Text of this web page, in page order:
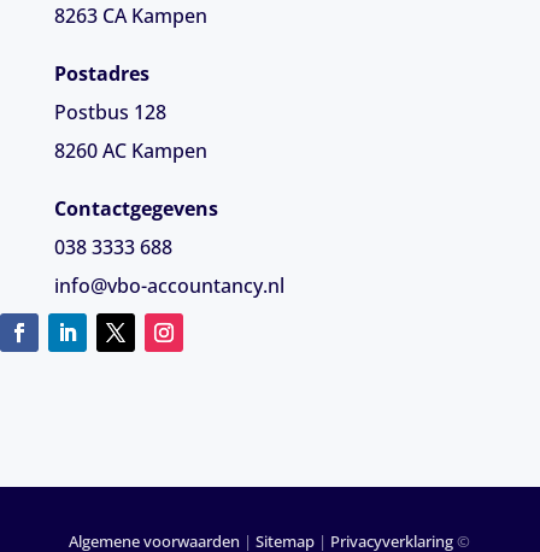
8263 CA Kampen
Postadres
Postbus 128
8260 AC Kampen
Contactgegevens
038 3333 688
info@vbo-accountancy.nl
Algemene voorwaarden |Sitemap | Privacyverklaring©